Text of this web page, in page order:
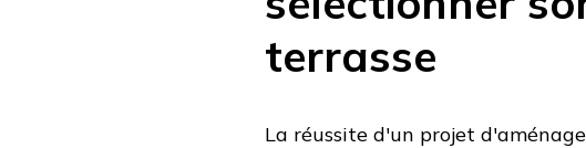
terrasse
La réussite d'un projet